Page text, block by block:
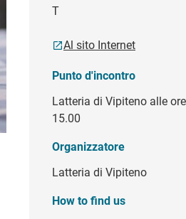
T
Al sito Internet
Punto d'incontro
Latteria di Vipiteno alle ore
15.00
Organizzatore
Latteria di Vipiteno
How to find us